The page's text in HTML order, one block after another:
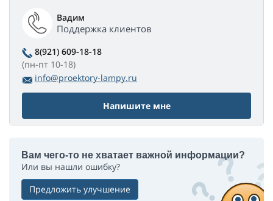
Вадим
Поддержка клиентов
8(921) 609-18-18
(пн-пт 10-18)
info@proektory-lampy.ru
Напишите мне
Вам чего-то не хватает важной информации?
Или вы нашли ошибку?
Предложить улучшение